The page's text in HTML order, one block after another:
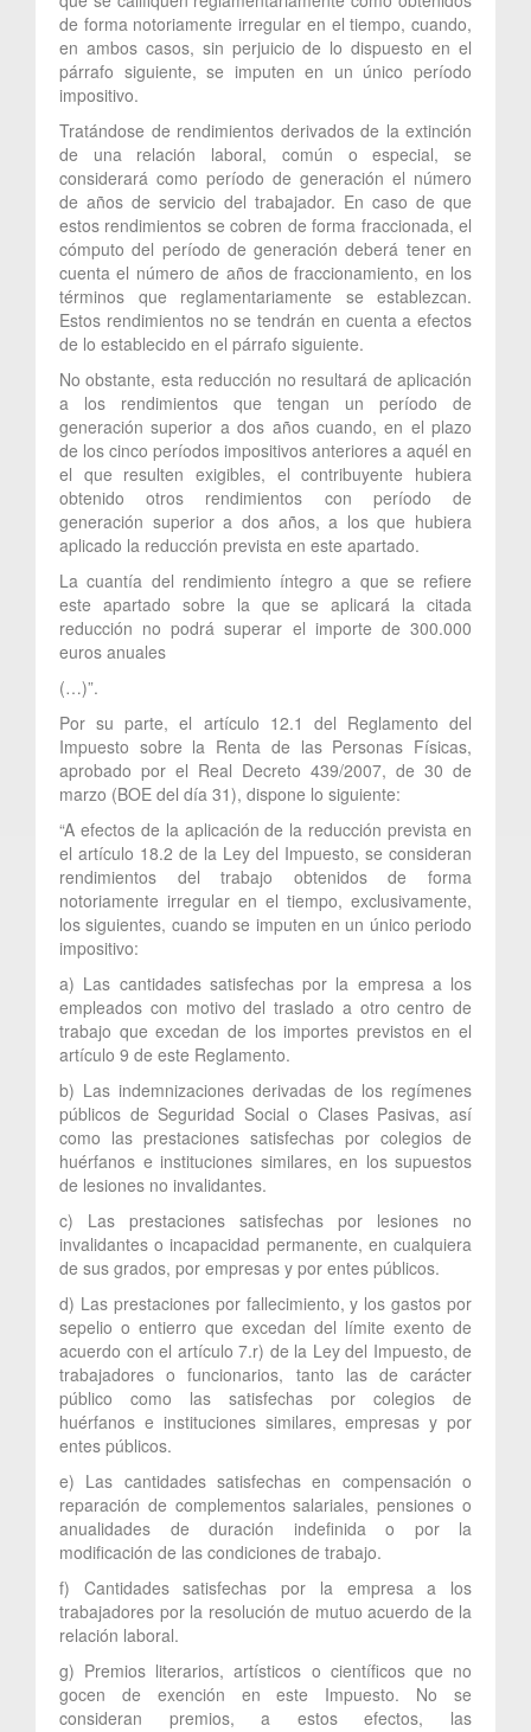
de forma notoriamente irregular en el tiempo, cuando,
en ambos casos, sin perjuicio de lo dispuesto en el
párrafo siguiente, se imputen en un único período
impositivo.
Tratándose de rendimientos derivados de la extinción
de una relación laboral, común o especial, se
considerará como período de generación el número
de años de servicio del trabajador. En caso de que
estos rendimientos se cobren de forma fraccionada, el
cómputo del período de generación deberá tener en
cuenta el número de años de fraccionamiento, en los
términos que reglamentariamente se establezcan.
Estos rendimientos no se tendrán en cuenta a efectos
de lo establecido en el párrafo siguiente.
No obstante, esta reducción no resultará de aplicación
a los rendimientos que tengan un período de
generación superior a dos años cuando, en el plazo
de los cinco períodos impositivos anteriores a aquél en
el que resulten exigibles, el contribuyente hubiera
obtenido otros rendimientos con período de
generación superior a dos años, a los que hubiera
aplicado la reducción prevista en este apartado.
La cuantía del rendimiento íntegro a que se refiere
este apartado sobre la que se aplicará la citada
reducción no podrá superar el importe de 300.000
euros anuales
(…)”.
Por su parte, el artículo 12.1 del Reglamento del
Impuesto sobre la Renta de las Personas Físicas,
aprobado por el Real Decreto 439/2007, de 30 de
marzo (BOE del día 31), dispone lo siguiente:
“A efectos de la aplicación de la reducción prevista en
el artículo 18.2 de la Ley del Impuesto, se consideran
rendimientos del trabajo obtenidos de forma
notoriamente irregular en el tiempo, exclusivamente,
los siguientes, cuando se imputen en un único periodo
impositivo:
a) Las cantidades satisfechas por la empresa a los
empleados con motivo del traslado a otro centro de
trabajo que excedan de los importes previstos en el
artículo 9 de este Reglamento.
b) Las indemnizaciones derivadas de los regímenes
públicos de Seguridad Social o Clases Pasivas, así
como las prestaciones satisfechas por colegios de
huérfanos e instituciones similares, en los supuestos
de lesiones no invalidantes.
c) Las prestaciones satisfechas por lesiones no
invalidantes o incapacidad permanente, en cualquiera
de sus grados, por empresas y por entes públicos.
d) Las prestaciones por fallecimiento, y los gastos por
sepelio o entierro que excedan del límite exento de
acuerdo con el artículo 7.r) de la Ley del Impuesto, de
trabajadores o funcionarios, tanto las de carácter
público como las satisfechas por colegios de
huérfanos e instituciones similares, empresas y por
entes públicos.
e) Las cantidades satisfechas en compensación o
reparación de complementos salariales, pensiones o
anualidades de duración indefinida o por la
modificación de las condiciones de trabajo.
f) Cantidades satisfechas por la empresa a los
trabajadores por la resolución de mutuo acuerdo de la
relación laboral.
g) Premios literarios, artísticos o científicos que no
gocen de exención en este Impuesto. No se
consideran premios, a estos efectos, las